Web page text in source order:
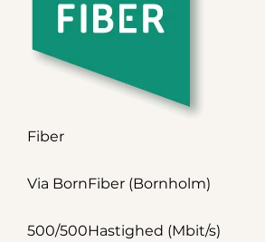
Fiber
Via BornFiber (Bornholm)
500/500Hastighed (Mbit/s)